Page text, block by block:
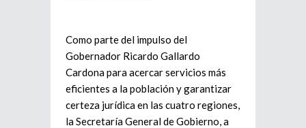
Como parte del impulso del
Gobernador Ricardo Gallardo
Cardona para acercar servicios más
eficientes a la población y garantizar
certeza jurídica en las cuatro regiones,
la Secretaría General de Gobierno, a